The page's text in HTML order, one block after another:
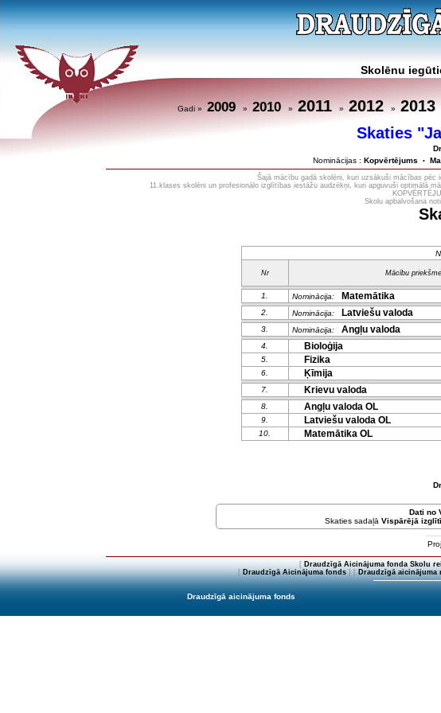
Skolēnu
Gadi » 2009» 2010» 2011» 2012» 2013
Skaties
Nominācijas : Kopvērtējums •
Šajā mācību gadā skolēni, kuri uzsākuši mācības pēc
11.klases skolēni un profesionālo izglītības iestāžu audzēkņi, kuri apguvuši optimālā
Skolu apbalvošana
Nr Mācību
1. Nominācija: Matemātika
2.
Nominācija: Latviešu valoda
3.
Nominācija: Angļu valoda
4.
Bioloģija
5. Fizika
6. Ķīmija
7. Krievu valoda
8. Angļu valoda OL
9.
Latviešu valoda OL
10.
Matemātika OL
Dati no
Skaties sadaļā Vispārējā
[ Draudzīgā Aicinājuma fonda Skolu
[Draudzīgā Aicinājuma fonds] [Draudzīgā aicinājuma
Draudzīgā aicinājuma fonds